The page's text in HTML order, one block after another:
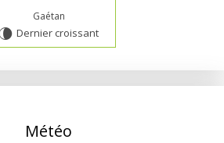
Gaétan
V Dernier croissant
Météo